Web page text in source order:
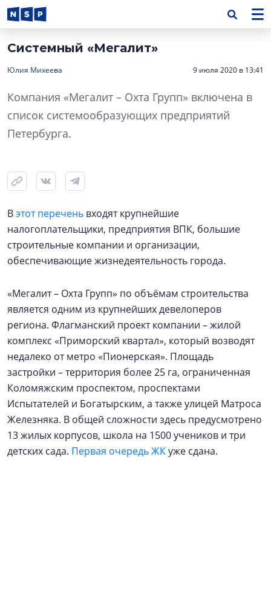
Системный «Мегалит»
Юлия Михеева 9 июля 2020 в 13:41
Компания «Мегалит – Охта Групп» включена в
список системообразующих предприятий
Петербурга.
Вэтот перечень входят крупнейшие
налогоплательщики, предприятия ВПК, большие
строительные компании и организации,
обеспечивающие жизнедеятельность города.
«Мегалит – Охта Групп» по объёмам строительства
является одним из крупнейших девелоперов
региона. Флагманский проект компании – жилой
комплекс «Приморский квартал», который возводят
недалеко от метро «Пионерская». Площадь
застройки – территория более 25 га, ограниченная
Коломяжским проспектом, проспектами
Испытателей и Богатырским, а также улицей Матроса
Железняка. В общей сложности здесь предусмотрено
13 жилых корпусов, школа на 1500 учеников и три
детских сада. Первая очередь ЖКуже сдана.